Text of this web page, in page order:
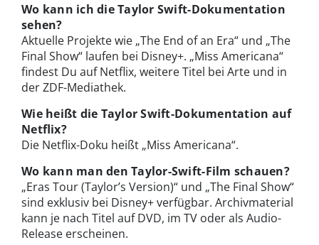
Wo kann ich die Taylor Swift-Dokumentation
sehen?
Aktuelle Projekte wie „The End of an Era“ und „The
Final Show“ laufen bei Disney+. „Miss Americana“
findest Du auf Netflix, weitere Titel bei Arte und in
der ZDF-Mediathek.
Wie heißt die Taylor Swift-Dokumentation auf
Netflix?
Die Netflix-Doku heißt „Miss Americana“.
Wo kann man den Taylor-Swift-Film schauen?
„Eras Tour (Taylor’s Version)“ und „The Final Show“
sind exklusiv bei Disney+ verfügbar. Archivmaterial
kann je nach Titel auf DVD, im TV oder als Audio-
Release erscheinen.